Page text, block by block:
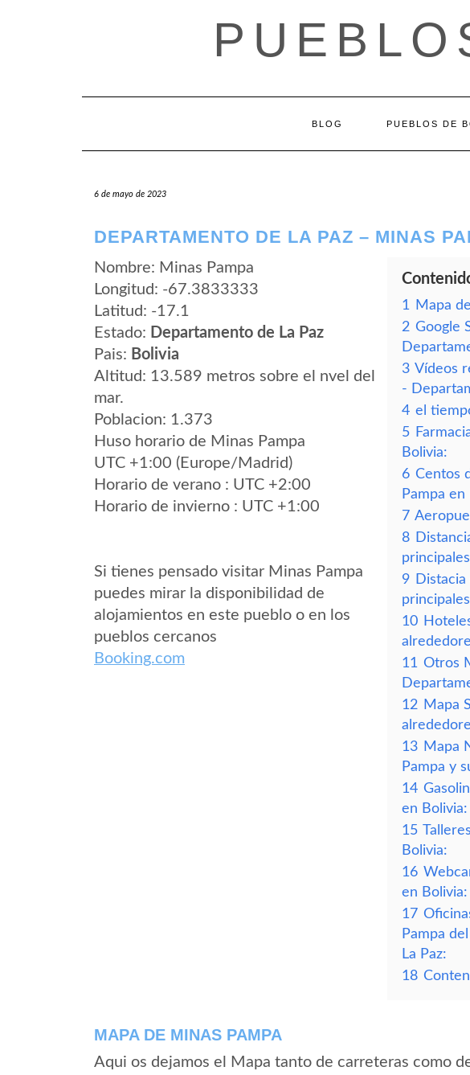
BLOG PUEBLOS DE
6 de mayo de 2023
DEPARTAMENTO DE LA PAZ – MINAS
Nombre: Minas Pampa
Longitud: -67.3833333
Latitud: -17.1
Estado: Departamento de La Paz
Pais: Bolivia
Altitud: 13.589 metros sobre el nvel del
mar.
Poblacion: 1.373
Huso horario de Minas Pampa
UTC +1:00 (Europe/Madrid)
Horario de verano : UTC +2:00
Horario de invierno : UTC +1:00
Si tienes pensado visitar Minas Pampa
puedes mirar la disponibilidad de
alojamientos en este pueblo o en los
pueblos cercanos
Booking.com
1
Mapa
2 Google
3 Vídeos
-
4 el
5
Bolivia:
6 Centos
Pampa en
7
8
9
10
11 Otros
12 Mapa
13 Mapa
Pampa y
14
en Bolivia:
15
Bolivia:
16
en Bolivia:
17
Pampa
La Paz:
18
MAPA DE MINAS PAMPA
Aqui os dejamos el Mapa tanto de carreteras como